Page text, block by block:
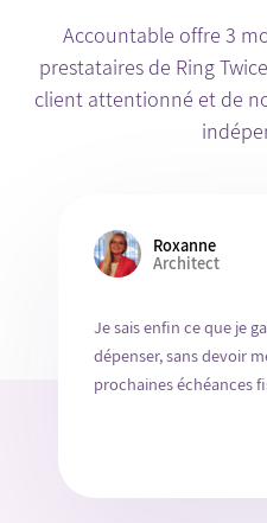
Accountable offre 3
prestataires de Ring
client attentionné et de
Roxanne
Architect
Je sais enfin ce que je
dépenser, sans devoir
prochaines échéances